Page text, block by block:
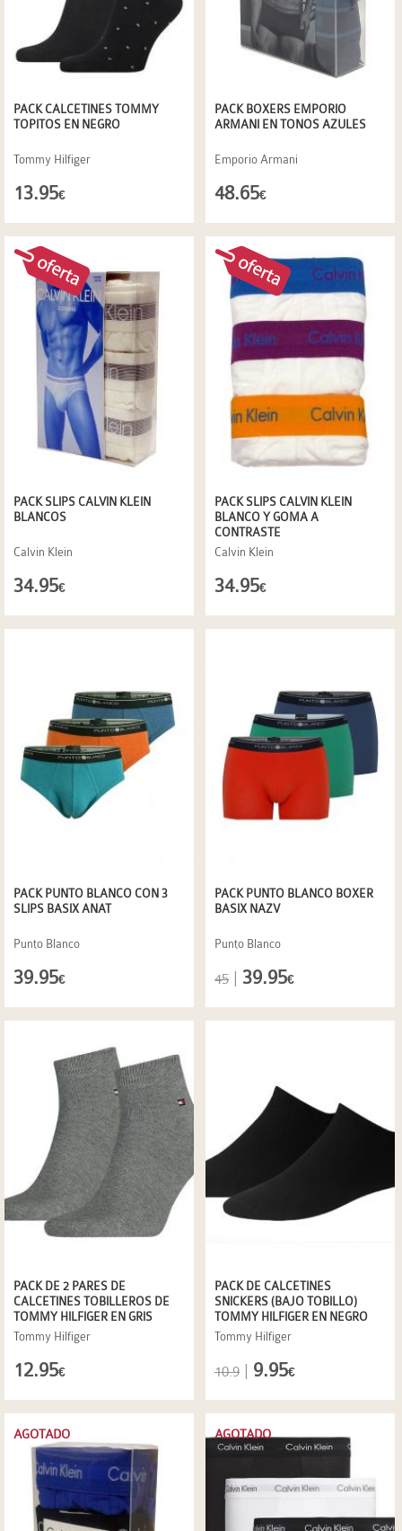
PACK CALCETINES TOMMY
TOPITOS EN NEGRO
Tommy Hilfiger
13.95€
PACK BOXERS EMPORIO
ARMANI EN TONOS AZULES
Emporio Armani
48.65€
PACK SLIPS CALVIN KLEIN
BLANCOS
Calvin Klein
34.95€
PACK SLIPS CALVIN KLEIN
BLANCO Y GOMA A
CONTRASTE
Calvin Klein
34.95€
PACK PUNTO BLANCO CON 3
SLIPS BASIX ANAT
Punto Blanco
39.95€
PACK PUNTO BLANCO BOXER
BASIX NAZV
Punto Blanco
45 39.95€
PACK DE 2 PARES DE
CALCETINES TOBILLEROS DE
TOMMY HILFIGER EN GRIS
Tommy Hilfiger
12.95€
PACK DE CALCETINES
SNICKERS (BAJO TOBILLO)
TOMMY HILFIGER EN NEGRO
Tommy Hilfiger
10.9 9.95€
AGOTADO AGOTADO